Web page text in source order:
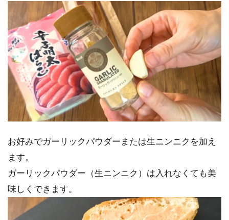
お好みでガーリックパウダーまたは生ニンニクを加え
ます。
ガーリックパウダー（生ニンニク）は入れなくても美
味しくできます。